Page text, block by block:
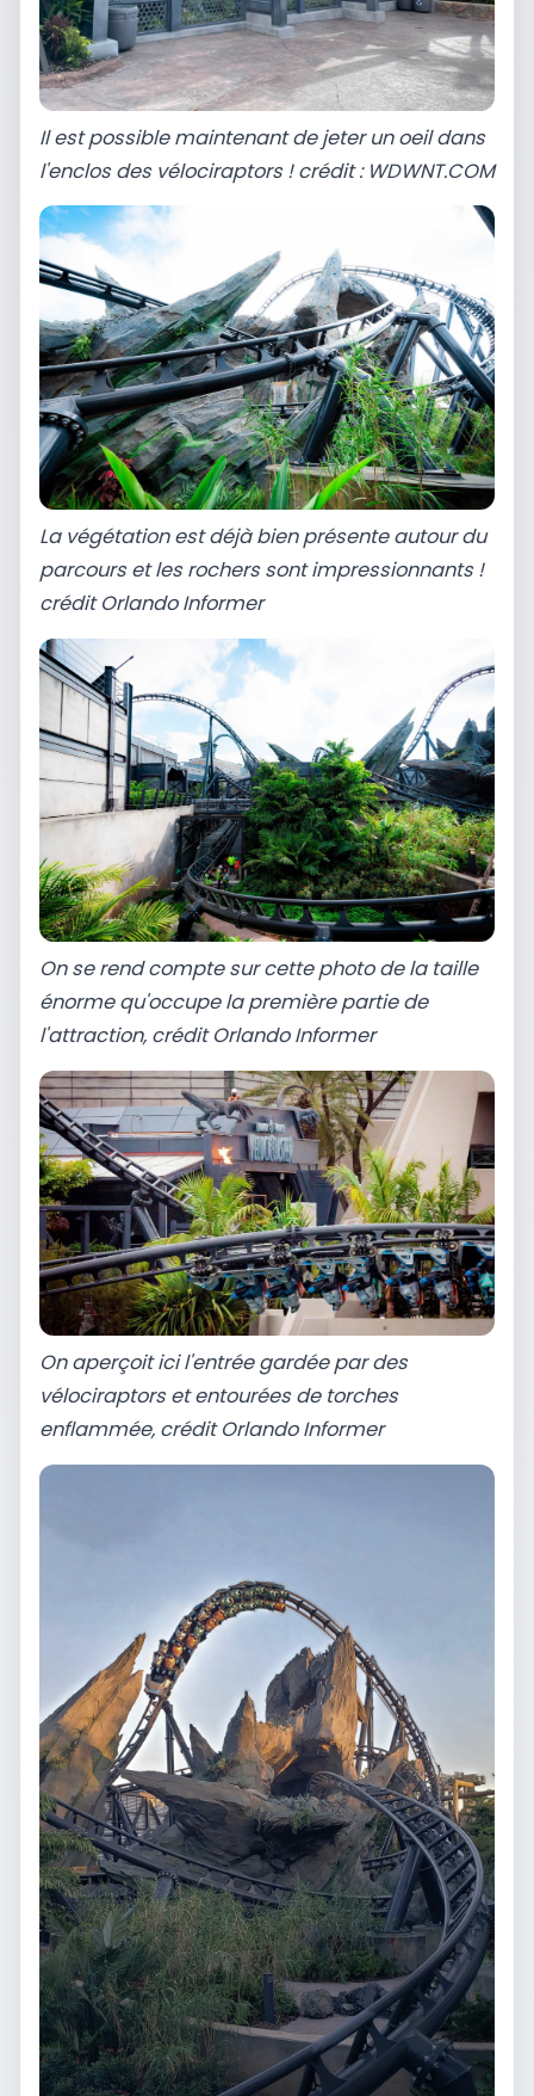
Il est possible maintenant de jeter un oeil dans
l'enclos des vélociraptors ! crédit : WDWNT.COM
La végétation est déjà bien présente autour du
parcours et les rochers sont impressionnants !
crédit Orlando Informer
On se rend compte sur cette photo de la taille
énorme qu'occupe la première partie de
l'attraction, crédit Orlando Informer
On aperçoit ici l'entrée gardée par des
vélociraptors et entourées de torches
enflammée, crédit Orlando Informer